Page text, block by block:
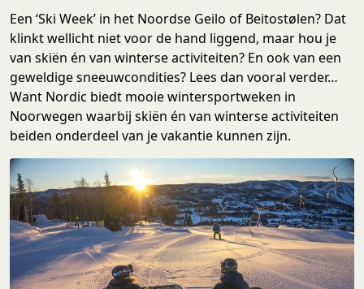
Een ‘Ski Week’ in het Noordse Geilo of Beitostølen? Dat
klinkt wellicht niet voor de hand liggend, maar hou je
van skiën én van winterse activiteiten? En ook van een
geweldige sneeuwcondities? Lees dan vooral verder…
Want Nordic biedt mooie wintersportweken in
Noorwegen waarbij skiën én van winterse activiteiten
beiden onderdeel van je vakantie kunnen zijn.